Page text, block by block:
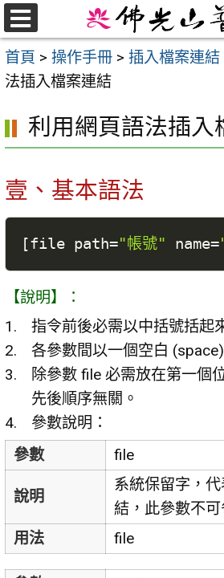
跳
至
主
要
首頁 > 操作手冊 > 插入檔案連結
法插入檔案連結
利用網頁語法插入
壹、基本語法
[file path="帳號" name=
【說明】：
指令前後必需以中括號括起
各參數間以一個空白
除參數 file 必需放在第一個
先後順序無關。
參數說明：
參數
file
說明
系統保留字，
結，此參數不可
用法
file
選
單